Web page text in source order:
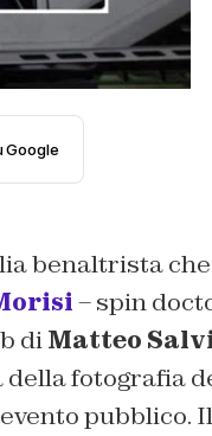
Google
benaltrista
– spin
diMatteo
della fotografia
pubblico.